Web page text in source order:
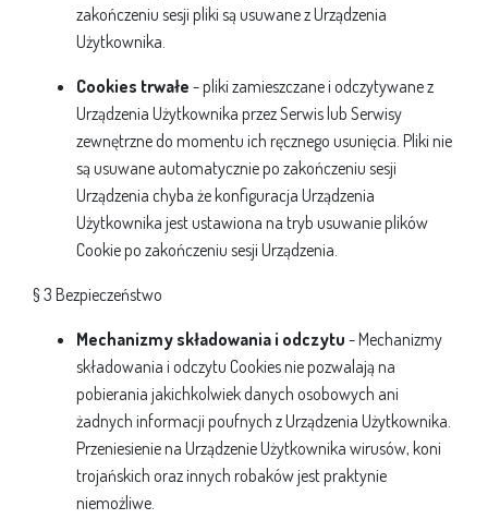
zakończeniu sesji pliki są usuwane z Urządzenia
Użytkownika.
Cookies trwałe - pliki zamieszczane i odczytywane z
Urządzenia Użytkownika przez Serwis lub Serwisy
zewnętrzne do momentu ich ręcznego usunięcia. Pliki nie
są usuwane automatycznie po zakończeniu sesji
Urządzenia chyba że konfiguracja Urządzenia
Użytkownika jest ustawiona na tryb usuwanie plików
Cookie po zakończeniu sesji Urządzenia.
§ 3 Bezpieczeństwo
Mechanizmy składowania i odczytu - Mechanizmy
składowania i odczytu Cookies nie pozwalają na
pobierania jakichkolwiek danych osobowych ani
żadnych informacji poufnych z Urządzenia Użytkownika.
Przeniesienie na Urządzenie Użytkownika wirusów, koni
trojańskich oraz innych robaków jest praktynie
niemożliwe.